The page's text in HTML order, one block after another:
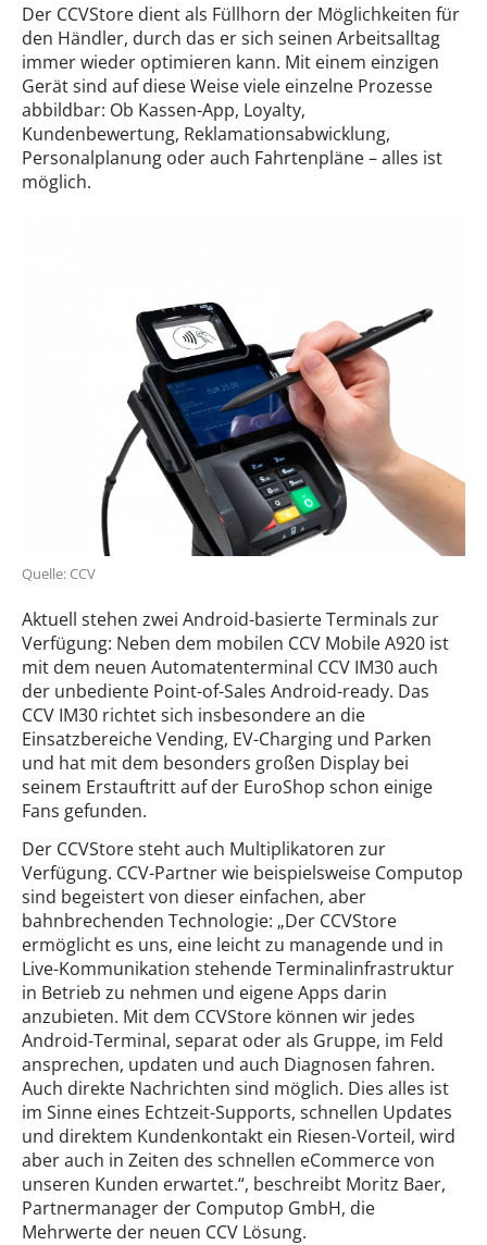
Der CCVStore dient als Füllhorn der Möglichkeiten für
den Händler, durch das er sich seinen Arbeitsalltag
immer wieder optimieren kann. Mit einem einzigen
Gerät sind auf diese Weise viele einzelne Prozesse
abbildbar: Ob Kassen-App, Loyalty,
Kundenbewertung, Reklamationsabwicklung,
Personalplanung oder auch Fahrtenpläne – alles ist
möglich.
Quelle: CCV
Aktuell stehen zwei Android-basierte Terminals zur
Verfügung: Neben dem mobilen CCV Mobile A920 ist
mit dem neuen Automatenterminal CCV IM30 auch
der unbediente Point-of-Sales Android-ready. Das
CCV IM30 richtet sich insbesondere an die
Einsatzbereiche Vending, EV-Charging und Parken
und hat mit dem besonders großen Display bei
seinem Erstauftritt auf der EuroShop schon einige
Fans gefunden.
Der CCVStore steht auch Multiplikatoren zur
Verfügung. CCV-Partner wie beispielsweise Computop
sind begeistert von dieser einfachen, aber
bahnbrechenden Technologie: „Der CCVStore
ermöglicht es uns, eine leicht zu managende und in
Live-Kommunikation stehende Terminalinfrastruktur
in Betrieb zu nehmen und eigene Apps darin
anzubieten. Mit dem CCVStore können wir jedes
Android-Terminal, separat oder als Gruppe, im Feld
ansprechen, updaten und auch Diagnosen fahren.
Auch direkte Nachrichten sind möglich. Dies alles ist
im Sinne eines Echtzeit-Supports, schnellen Updates
und direktem Kundenkontakt ein Riesen-Vorteil, wird
aber auch in Zeiten des schnellen eCommerce von
unseren Kunden erwartet.“, beschreibt Moritz Baer,
Partnermanager der Computop GmbH, die
Mehrwerte der neuen CCV Lösung.